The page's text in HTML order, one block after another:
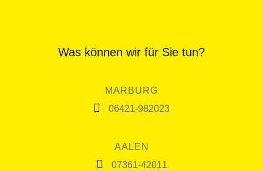
Was können wir für Sie tun?
MARBURG
06421-982023
AALEN
07361-42011